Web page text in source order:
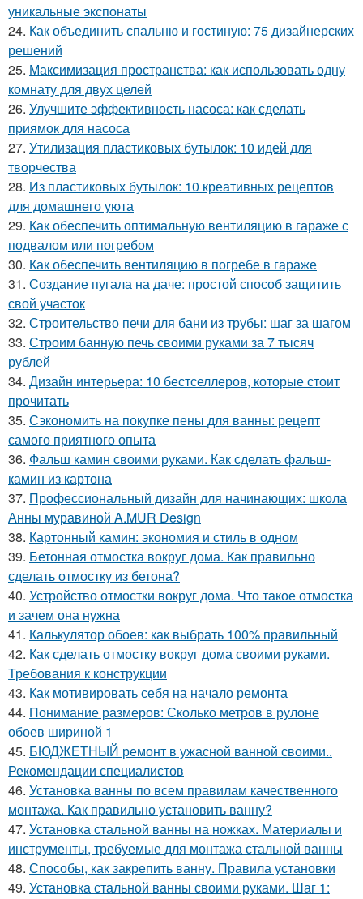
уникальные экспонаты
24. Как объединить спальню и гостиную: 75 дизайнерских
решений
25. Максимизация пространства: как использовать одну
комнату для двух целей
26. Улучшите эффективность насоса: как сделать
приямок для насоса
27. Утилизация пластиковых бутылок: 10 идей для
творчества
28. Из пластиковых бутылок: 10 креативных рецептов
для домашнего уюта
29. Как обеспечить оптимальную вентиляцию в гараже с
подвалом или погребом
30. Как обеспечить вентиляцию в погребе в гараже
31. Создание пугала на даче: простой способ защитить
свой участок
32. Строительство печи для бани из трубы: шаг за шагом
33. Строим банную печь своими руками за 7 тысяч
рублей
34. Дизайн интерьера: 10 бестселлеров, которые стоит
прочитать
35. Сэкономить на покупке пены для ванны: рецепт
самого приятного опыта
36. Фальш камин своими руками. Как сделать фальш-
камин из картона
37. Профессиональный дизайн для начинающих: школа
Анны муравиной A.MUR Design
38. Картонный камин: экономия и стиль в одном
39. Бетонная отмостка вокруг дома. Как правильно
сделать отмостку из бетона?
40. Устройство отмостки вокруг дома. Что такое отмостка
и зачем она нужна
41. Калькулятор обоев: как выбрать 100% правильный
42. Как сделать отмостку вокруг дома своими руками.
Требования к конструкции
43. Как мотивировать себя на начало ремонта
44. Понимание размеров: Сколько метров в рулоне
обоев шириной 1
45. БЮДЖЕТНЫЙ ремонт в ужасной ванной своими..
Рекомендации специалистов
46. Установка ванны по всем правилам качественного
монтажа. Как правильно установить ванну?
47. Установка стальной ванны на ножках. Материалы и
инструменты, требуемые для монтажа стальной ванны
48. Способы, как закрепить ванну. Правила установки
49. Установка стальной ванны своими руками. Шаг 1: